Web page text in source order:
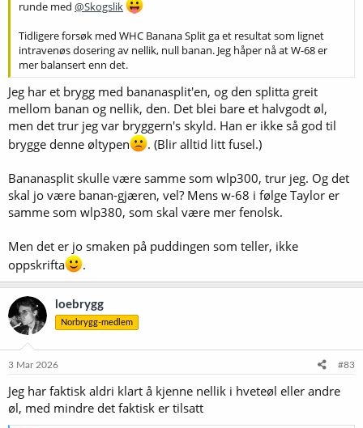
runde med @Skogslik
Tidligere forsøk med WHC Banana Split ga et resultat som lignet
intravenøs dosering av nellik, null banan. Jeg håper nå at W-68 er
mer balansert enn det.
Jeg har et brygg med bananasplit'en, og den splitta greit
mellom banan og nellik, den. Det blei bare et halvgodt øl,
men det trur jeg var bryggern's skyld. Han er ikke så god til
brygge denne øltypen
. (Blir alltid litt fusel.)
Bananasplit skulle være samme som wlp300, trur jeg. Og det
skal jo være banan-gjæren, vel? Mens w-68 i følge Taylor er
samme som wlp380, som skal være mer fenolsk.
Men det er jo smaken på puddingen som teller, ikke
oppskrifta
.
loebrygg
Norbrygg-medlem
3 Mar 2026 #83
Jeg har faktisk aldri klart å kjenne nellik i hveteøl eller andre
øl, med mindre det faktisk er tilsatt